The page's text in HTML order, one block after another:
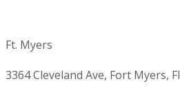
Ft. Myers
3364 Cleveland Ave, Fort Myers,